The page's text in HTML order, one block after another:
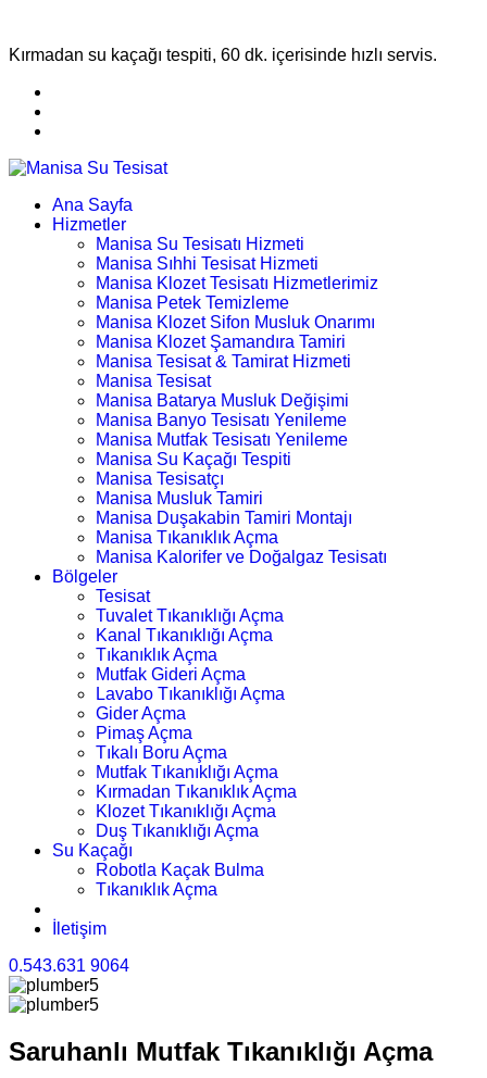
Kırmadan su kaçağı tespiti, 60 dk. içerisinde hızlı servis.
Ana Sayfa
Hizmetler
Manisa Su Tesisatı Hizmeti
Manisa Sıhhi Tesisat Hizmeti
Manisa Klozet Tesisatı Hizmetlerimiz
Manisa Petek Temizleme
Manisa Klozet Sifon Musluk Onarımı
Manisa Klozet Şamandıra Tamiri
Manisa Tesisat & Tamirat Hizmeti
Manisa Tesisat
Manisa Batarya Musluk Değişimi
Manisa Banyo Tesisatı Yenileme
Manisa Mutfak Tesisatı Yenileme
Manisa Su Kaçağı Tespiti
Manisa Tesisatçı
Manisa Musluk Tamiri
Manisa Duşakabin Tamiri Montajı
Manisa Tıkanıklık Açma
Manisa Kalorifer ve Doğalgaz Tesisatı
Bölgeler
Tesisat
Tuvalet Tıkanıklığı Açma
Kanal Tıkanıklığı Açma
Tıkanıklık Açma
Mutfak Gideri Açma
Lavabo Tıkanıklığı Açma
Gider Açma
Pimaş Açma
Tıkalı Boru Açma
Mutfak Tıkanıklığı Açma
Kırmadan Tıkanıklık Açma
Klozet Tıkanıklığı Açma
Duş Tıkanıklığı Açma
Su Kaçağı
Robotla Kaçak Bulma
Tıkanıklık Açma
İletişim
0.543.631 9064
Saruhanlı Mutfak Tıkanıklığı Açma